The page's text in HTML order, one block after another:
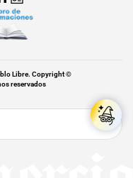
Libre. Copyright ©
reservados